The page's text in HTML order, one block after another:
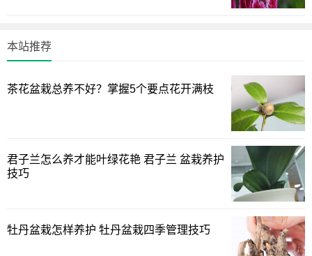
叶片上喷洒清水，每隔2天的时间喷洒一次即可。
5. 虫害防治
夏季腊梅也非常容易滋生一些细菌导致病虫害的侵袭，一
以免感染其他枝条。如果虫害太过严重，一定要使用专业的
虫害清除的药剂进行喷洒。
以上绿植迷网[www.lvzhimi.com]介绍的腊梅夏季怎么养护
及其腊梅盆栽夏天的养殖方法的具体介绍，供网友们借鉴参
本站推荐
茶花盆栽总养不好？掌握5个要点花开满枝
君子兰怎么养才能叶绿花艳 君子兰 盆栽养护
技巧
牡丹盆栽怎样养护 牡丹盆栽四季管理技巧